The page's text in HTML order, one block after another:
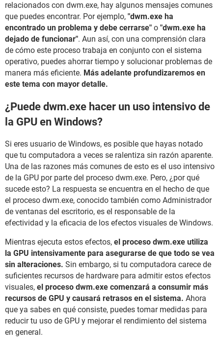
relacionados con dwm.exe, hay algunos mensajes comunes
que puedes encontrar. Por ejemplo, "dwm.exe ha
encontrado un problema y debe cerrarse" o "dwm.exe ha
dejado de funcionar". Aun así, con una comprensión clara
de cómo este proceso trabaja en conjunto con el sistema
operativo, puedes ahorrar tiempo y solucionar problemas de
manera más eficiente. Más adelante profundizaremos en
este tema con mayor detalle.
¿Puede dwm.exe hacer un uso intensivo de
la GPU en Windows?
Si eres usuario de Windows, es posible que hayas notado
que tu computadora a veces se ralentiza sin razón aparente.
Una de las razones más comunes de esto es el uso intensivo
de la GPU por parte del proceso dwm.exe. Pero, ¿por qué
sucede esto? La respuesta se encuentra en el hecho de que
el proceso dwm.exe, conocido también como Administrador
de ventanas del escritorio, es el responsable de la
efectividad y la eficacia de los efectos visuales de Windows.
Mientras ejecuta estos efectos, el proceso dwm.exe utiliza
la GPU intensivamente para asegurarse de que todo se vea
sin alteraciones. Sin embargo, si tu computadora carece de
suficientes recursos de hardware para admitir estos efectos
visuales, el proceso dwm.exe comenzará a consumir más
recursos de GPU y causará retrasos en el sistema. Ahora
que ya sabes en qué consiste, puedes tomar medidas para
reducir tu uso de GPU y mejorar el rendimiento del sistema
en general.